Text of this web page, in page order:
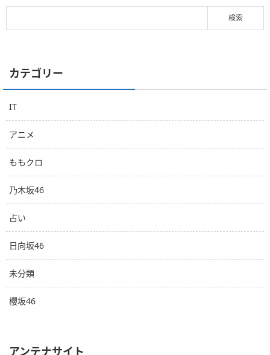
カテゴリー
IT
アニメ
ももクロ
乃木坂46
占い
日向坂46
未分類
櫻坂46
アンテナサイト